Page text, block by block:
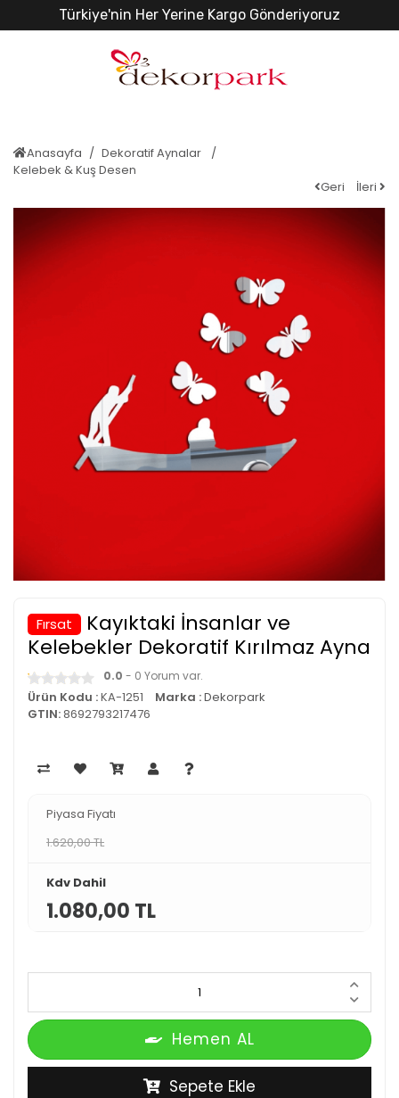
Türkiye'nin Her Yerine Kargo Gönderiyoruz
Anasayfa
Dekoratif Aynalar
Kelebek & Kuş Desen
Geri
İleri
Fırsat
Kayıktaki İnsanlar ve
Kelebekler Dekoratif Kırılmaz Ayna
0.0 - 0 Yorum var.
Ürün Kodu :KA-1251 Marka :Dekorpark
GTIN:8692793217476
Piyasa Fiyatı
1.620,00 TL
Kdv Dahil
1.080,00 TL
Hemen AL
Sepete Ekle